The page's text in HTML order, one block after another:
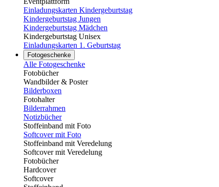
Einladungskarten Kindergeburtstag
Kindergeburtstag Jungen
Kindergeburtstag Mädchen
Kindergeburtstag Unisex
Einladungskarten 1. Geburtstag
Fotogeschenke
Alle Fotogeschenke
Fotobücher
Wandbilder & Poster
Bilderboxen
Fotohalter
Bilderrahmen
Notizbücher
Stoffeinband mit Foto
Softcover mit Foto
Stoffeinband mit Veredelung
Softcover mit Veredelung
Fotobücher
Hardcover
Softcover